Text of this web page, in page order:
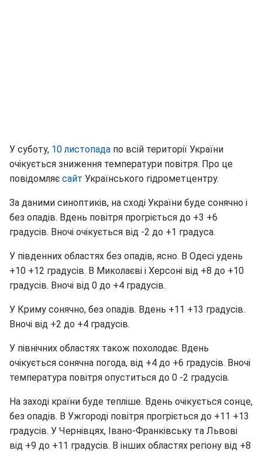
У суботу, 10 листопада по всій території України
очікується зниження температури повітря. Про це
повідомляє сайт Українського гідрометцентру.
За даними синоптиків, на сході України буде сонячно і
без опадів. Вдень повітря прогріється до +3 +6
градусів. Вночі очікується від -2 до +1 градуса.
У південних областях без опадів, ясно. В Одесі удень
+10 +12 градусів. В Миколаєві і Херсоні від +8 до +10
градусів. Вночі від 0 до +4 градусів.
У Криму сонячно, без опадів. Вдень +11 +13 градусів.
Вночі від +2 до +4 градусів.
У північних областях також похолодає. Вдень
очікується сонячна погода, від +4 до +6 градусів. Вночі
температура повітря опуститься до 0 -2 градусів.
На заході країни буде тепліше. Вдень очікується сонце,
без опадів. В Ужгороді повітря прогріється до +11 +13
градусів. У Чернівцях, Івано-Франківську та Львові
від +9 до +11 градусів. В інших областях регіону від +8